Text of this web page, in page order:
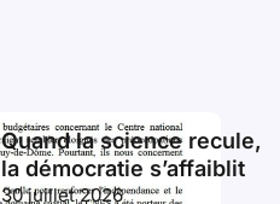
Quand la science recule,
la démocratie s’affaiblit
30 juillet 2026